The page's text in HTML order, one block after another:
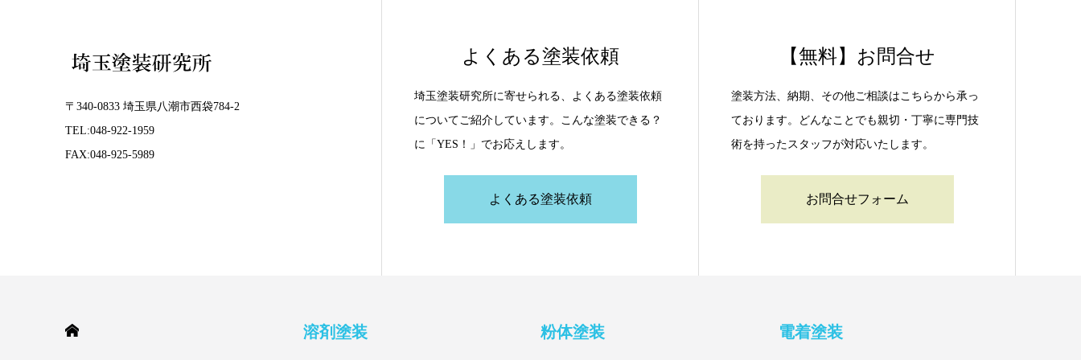
〒340-0833 埼玉県八潮市西袋784-2
TEL:048-922-1959
FAX:048-925-5989
よくある塗装依頼
埼玉塗装研究所に寄せられる、よくある塗装依頼
についてご紹介しています。こんな塗装できる？
に「YES！」でお応えします。
よくある塗装依頼
【無料】お問合せ
塗装方法、納期、その他ご相談はこちらから承っ
ております。どんなことでも親切・丁寧に専門技
術を持ったスタッフが対応いたします。
お問合せフォーム
溶剤塗装 粉体塗装 電着塗装